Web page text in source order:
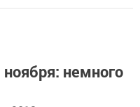
немного